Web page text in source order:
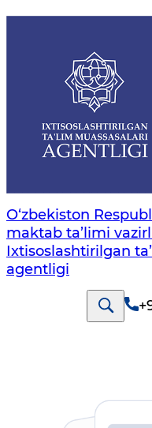
O‘zbekiston
maktab ta’limi
Ixtisoslashtirilgan
agentligi